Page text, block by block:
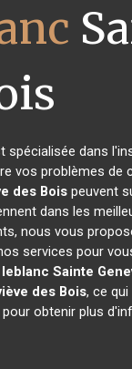
dans
vos problèmes
des Boispeuvent
dans les
nous vous
services pour
Sainte
des Bois, ce
obtenir plus